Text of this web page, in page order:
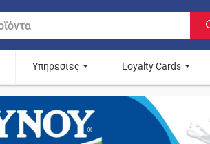
Υπηρεσίες Loyalty Cards